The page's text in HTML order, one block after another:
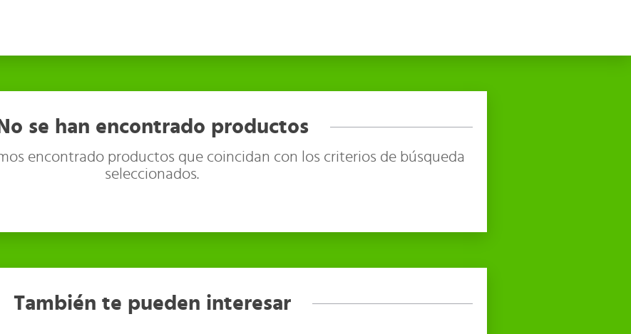
No se han encontrado productos
encontrado productos que coincidan con los criterios de búsqueda
seleccionados.
También te pueden interesar